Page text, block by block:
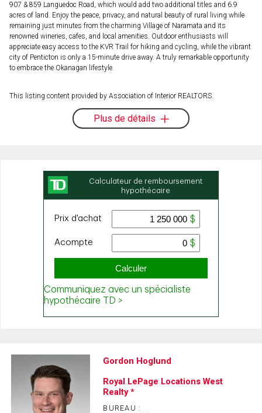
907 & 859 Languedoc Road, which would add two additional titles and 6.9
acres of land. Enjoy the peace, privacy, and natural beauty of rural living while
remaining just minutes from the charming Village of Naramata and its
renowned wineries, cafes, and local amenities. Outdoor enthusiasts will
appreciate easy access to the KVR Trail for hiking and cycling, while the vibrant
city of Penticton is only a 15-minute drive away. A truly remarkable opportunity
to embrace the Okanagan lifestyle.
This listing content provided by Association of Interior REALTORS.
Plus de détails
Gordon Hoglund
Royal LePage Locations West
Realty *
BUREAU :